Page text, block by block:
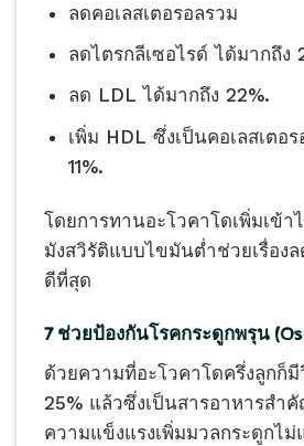
ลดคอเลสเตอรอลรวม
ลดไตรกลีเซอไรด์ ได้มากถึง
ลด LDL ได้มากถึง 22%.
เพิ่ม HDL ซึ่งเป็นคอเลสเตอ
11%.
โดยการทานอะโวคาโดเพิ่มเข้า
มังสวิรัติแบบไขมันต่ำช่วยเรื่องล
ดีที่สุด
7 ช่วยป้องกันโรคกระดูกพรุน (
ด้วยความที่อะโวคาโดครึ่งลูกก็
25% แล้วซึ่งเป็นสารอาหารสำคั
ความแข็งแรงเพิ่มมวลกระดูกไ